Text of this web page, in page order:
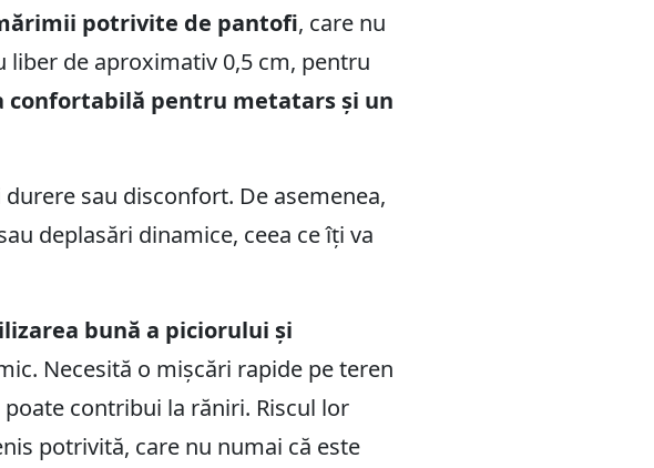
potrivite de pantofi, care nu
liber de aproximativ 0,5 cm, pentru
confortabilă pentru metatars și un
sau disconfort. De asemenea,
deplasări dinamice, ceea ce îți va
bună a piciorului și
Necesită o mișcări rapide pe teren
contribui la răniri. Riscul lor
potrivită, care nu numai că este